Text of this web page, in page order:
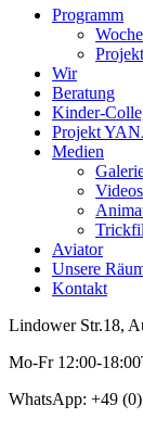
Programm
Wir
Beratung
Kinder-
Projekt
Medien
Videos
Aviator
Unsere
Kontakt
Lindower Str.18,
Mo-Fr 12:00-
WhatsApp: +49